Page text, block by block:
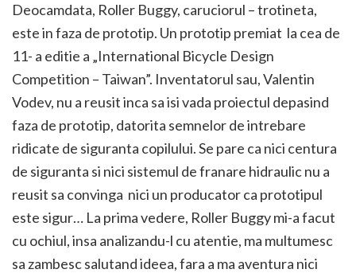
Deocamdata, Roller Buggy, caruciorul – trotineta,
este in faza de prototip. Un prototip premiat la cea de
11- a editie a „International Bicycle Design
Competition – Taiwan”. Inventatorul sau, Valentin
Vodev, nu a reusit inca sa isi vada proiectul depasind
faza de prototip, datorita semnelor de intrebare
ridicate de siguranta copilului. Se pare ca nici centura
de siguranta si nici sistemul de franare hidraulic nu a
reusit sa convinga nici un producator ca prototipul
este sigur… La prima vedere, Roller Buggy mi-a facut
cu ochiul, insa analizandu-l cu atentie, ma multumesc
sa zambesc salutand ideea, fara a ma aventura nici